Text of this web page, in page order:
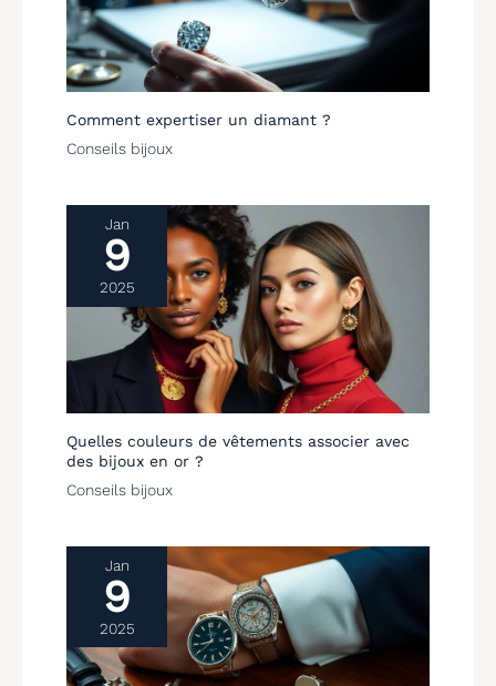
Comment expertiser un diamant ?
Conseils bijoux
Jan
9
2025
Quelles couleurs de vêtements associer avec
des bijoux en or ?
Conseils bijoux
Jan
9
2025